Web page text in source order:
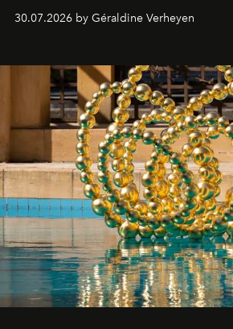
streamingplatformen verschijnen.
30.07.2026 by Géraldine Verheyen